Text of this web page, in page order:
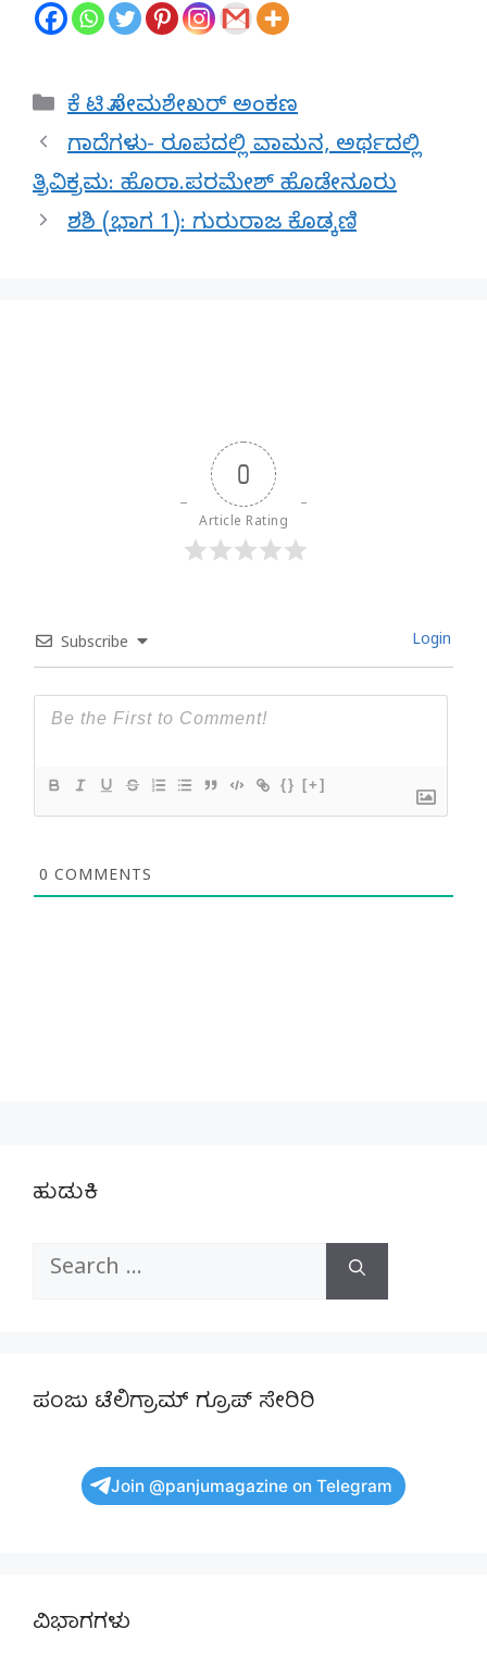
Categories
ಕೆ ಟಿ ಸೋಮಶೇಖರ್ ಅಂಕಣ
ಗಾದೆಗಳು- ರೂಪದಲ್ಲಿ ವಾಮನ, ಅರ್ಥದಲ್ಲಿ
ತ್ರಿವಿಕ್ರಮ: ಹೊರಾ.ಪರಮೇಶ್ ಹೊಡೇನೂರು
ಶಶಿ (ಭಾಗ 1): ಗುರುರಾಜ ಕೊಡ್ಕಣಿ
0
Article Rating
Subscribe Login
{} [+]
0 COMMENTS
ಹುಡುಕಿ
Search
ಪಂಜು ಟೆಲಿಗ್ರಾಮ್ ಗ್ರೂಪ್ ಸೇರಿರಿ
Join @panjumagazine on Telegram
ವಿಭಾಗಗಳು